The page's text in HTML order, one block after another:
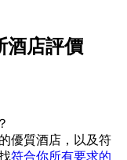
酒店評價
優質酒店，以及符
符合你所有要求的